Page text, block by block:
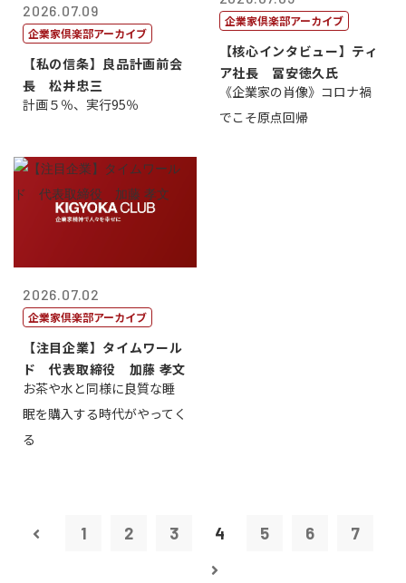
2026.07.09
企業家倶楽部アーカイブ
【私の信条】良品計画前会
長 松井忠三
計画５％、実行95％
企業家倶楽部アーカイブ
【核心インタビュー】ティ
ア社長 冨安徳久氏
《企業家の肖像》コロナ禍
でこそ原点回帰
2026.07.02
企業家倶楽部アーカイブ
【注目企業】タイムワール
ド 代表取締役 加藤 孝文
お茶や水と同様に良質な睡
眠を購入する時代がやってく
る
1 2 3 4 5 6 7